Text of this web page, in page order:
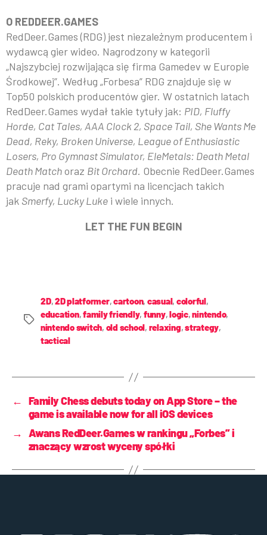
O REDDEER.GAMES
RedDeer.Games (RDG) jest niezależnym producentem i
wydawcą gier wideo. Nagrodzony w kategorii
„Najszybciej rozwijająca się firma Gamedev w Europie
Środkowej”. Według „Forbesa” RDG znajduje się w
Top50 polskich producentów gier. W ostatnich latach
RedDeer.Games wydał takie tytuły jak: PID, Fluffy
Horde, Cat Tales, AAA Clock 2, Space Tail, She Wants Me
Dead, Reky, Broken Universe, League of Enthusiastic
Losers, Pro Gymnast Simulator, EleMetals: Death Metal
Death Matchoraz Bit Orchard. Obecnie RedDeer.Games
pracuje nad grami opartymi na licencjach takich
jak Smerfy, Lucky Luke i wiele innych.
LET THE FUN BEGIN
2D,2D platformer,cartoon, casual, colorful,
education,family friendly, funny,logic,nintendo,
nintendo switch, old school, relaxing,strategy,
tactical
← Family Chess debuts today on App Store – the
game is available now for all iOS devices
→ Awans RedDeer.Games w rankingu „Forbes” i
znaczący wzrost wyceny spółki